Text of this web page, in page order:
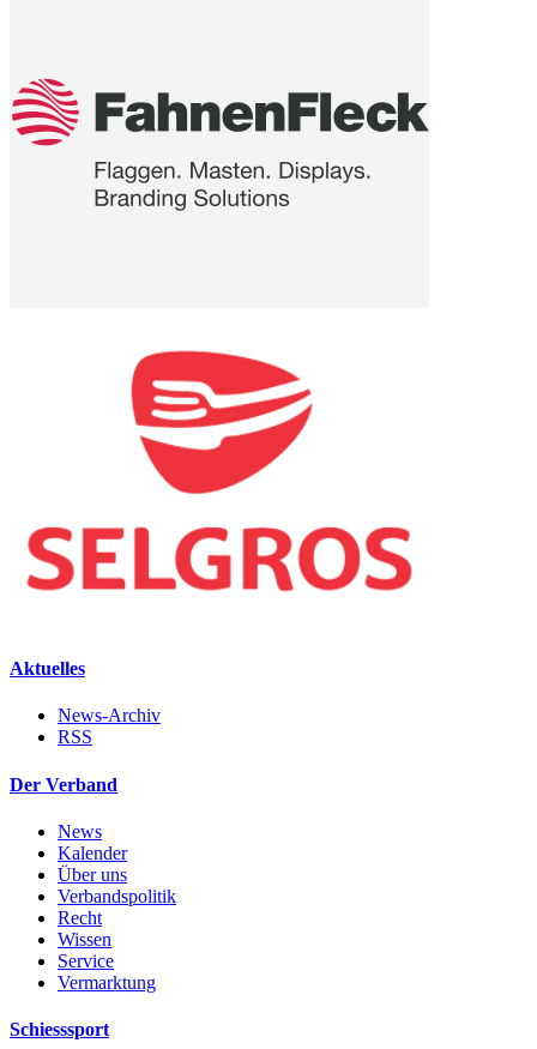
Aktuelles
News-Archiv
RSS
Der Verband
News
Kalender
Über uns
Verbandspolitik
Recht
Wissen
Service
Vermarktung
Schiesssport